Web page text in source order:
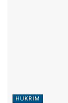
HUKRIM